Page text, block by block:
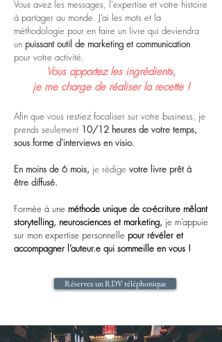
Vous avez les messages, l'expertise et votre histoire
à partager au monde. J’ai les mots et la
méthodologie pour en faire un livre qui deviendra
un puissant outil de marketing et communication
pour votre activité.
Vous apportez les ingrédients,
je me charge de réaliser la recette !
Afin que vous restiez focaliser sur votre business, je
prends seulement 10/12 heures de votre temps,
sous forme d'interviews en visio.
En moins de 6 mois, je rédige votre livre prêt à
être diffusé.
Formée à une méthode unique de co-écriture mêlant
storytelling, neurosciences et marketing, je m’appuie
sur mon expertise personnelle pour révéler et
accompagner l’auteur.e qui sommeille en vous !
Réservez un RDV téléphonique